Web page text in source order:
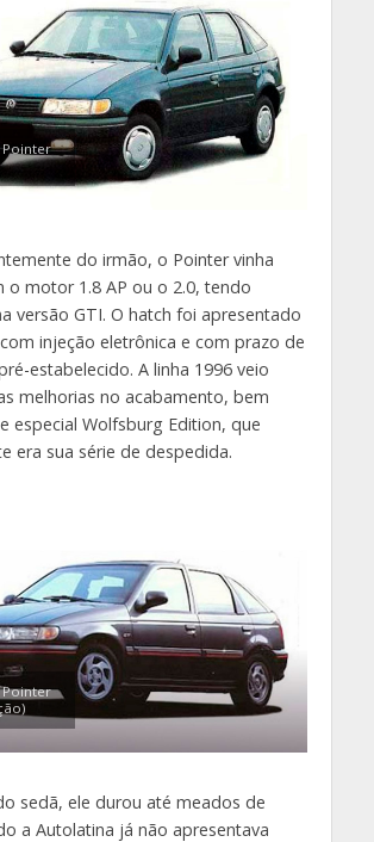
Pointer
do irmão, o Pointer vinha
o motor 1.8 AP ou o 2.0, tendo
versão GTI. O hatch foi apresentado
injeção eletrônica e com prazo de
estabelecido. A linha 1996 veio
melhorias no acabamento, bem
especial Wolfsburg Edition, que
era sua série de despedida.
Pointer
sedã, ele durou até meados de
a Autolatina já não apresentava